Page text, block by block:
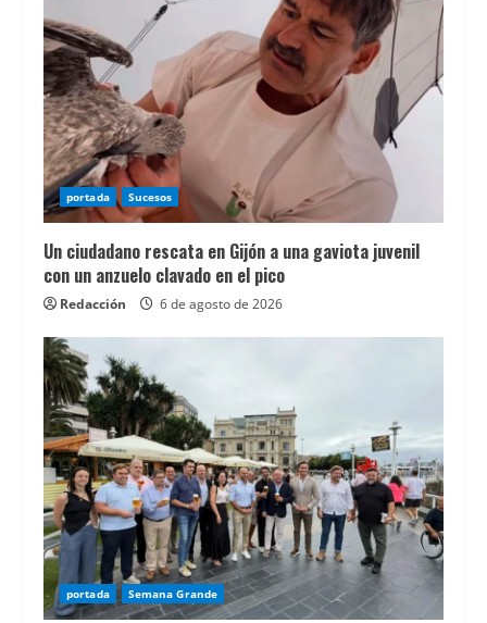
buscan
nuevas
opciones
de
entretenimiento
digital,
es
importante
conocer
las
caracterÃ­
sticas
y
promociones
disponibles
en
las
plataformas
mÃ¡s
populares.
En
portada Sucesos
Un ciudadano rescata en Gijón a una gaviota juvenil
con un anzuelo clavado en el pico
Redacción 6 de agosto de 2026
portada Semana Grande